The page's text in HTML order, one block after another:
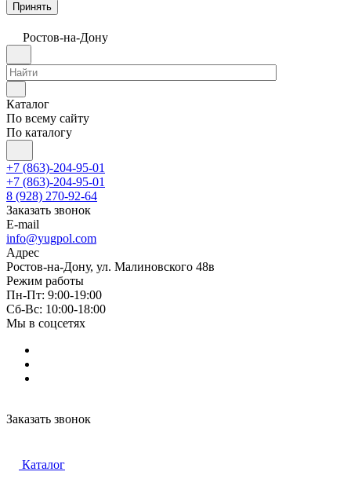
Принять
Ростов-на-Дону
Каталог
По всему сайту
По каталогу
+7 (863)-204-95-01
+7 (863)-204-95-01
8 (928) 270-92-64
Заказать звонок
E-mail
info@yugpol.com
Адрес
Ростов-на-Дону, ул. Малиновского 48в
Режим работы
Пн-Пт: 9:00-19:00
Cб-Вс: 10:00-18:00
Мы в соцсетях
Заказать звонок
Каталог